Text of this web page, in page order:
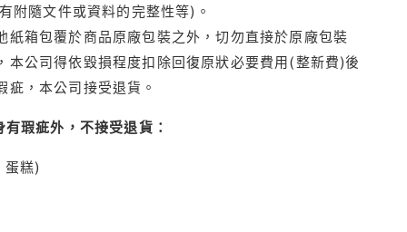
附隨文件或資料的完整性等)。
箱包覆於商品原廠包裝之外，切勿直接於原廠包裝
公司得依毀損程度扣除回復原狀必要費用(整新費)後
，本公司接受退貨。
瑕疵外，不接受退貨：
蛋糕)